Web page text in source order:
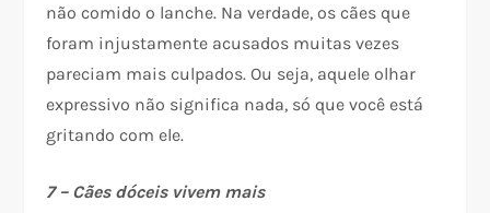
não comido o lanche. Na verdade, os cães que
foram injustamente acusados muitas vezes
pareciam mais culpados. Ou seja, aquele olhar
expressivo não significa nada, só que você está
gritando com ele.
7 – Cães dóceis vivem mais